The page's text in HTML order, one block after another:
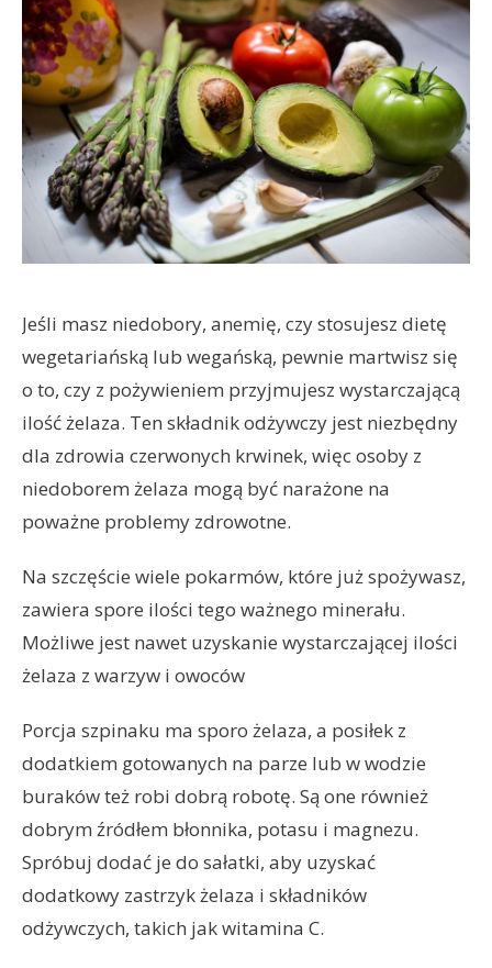
Jeśli masz niedobory, anemię, czy stosujesz dietę
wegetariańską lub wegańską, pewnie martwisz się
o to, czy z pożywieniem przyjmujesz wystarczającą
ilość żelaza. Ten składnik odżywczy jest niezbędny
dla zdrowia czerwonych krwinek, więc osoby z
niedoborem żelaza mogą być narażone na
poważne problemy zdrowotne.
Na szczęście wiele pokarmów, które już spożywasz,
zawiera spore ilości tego ważnego minerału.
Możliwe jest nawet uzyskanie wystarczającej ilości
żelaza z warzyw i owoców
Porcja szpinaku ma sporo żelaza, a posiłek z
dodatkiem gotowanych na parze lub w wodzie
buraków też robi dobrą robotę. Są one również
dobrym źródłem błonnika, potasu i magnezu.
Spróbuj dodać je do sałatki, aby uzyskać
dodatkowy zastrzyk żelaza i składników
odżywczych, takich jak witamina C.